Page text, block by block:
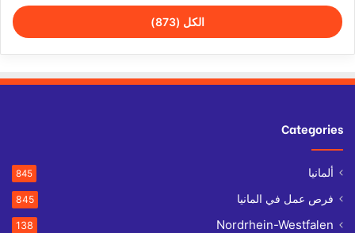
الكل (873)
Categories
ألمانيا 845
فرص عمل في المانيا 845
Nordrhein-Westfalen
138